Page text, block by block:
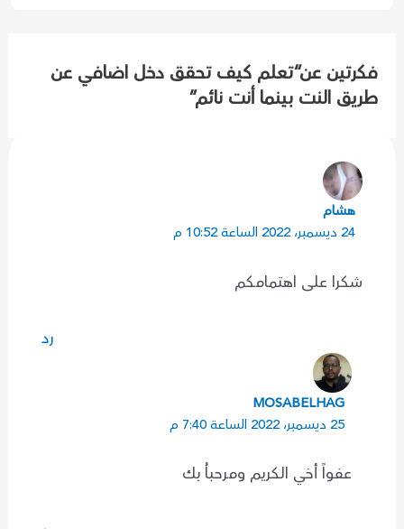
فكرتين عن“تعلم كيف تحقق دخل اضافي عن
طريق النت بينما أنت نائم”
هشام
24 ديسمبر، 2022 الساعة 10:52 م
شكرا على اهتمامكم
رد
MOSABELHAG
25 ديسمبر، 2022 الساعة 7:40 م
عفواً أخي الكريم ومرحباُ بك